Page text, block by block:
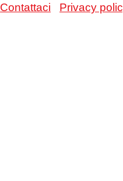
Contattaci Privacy